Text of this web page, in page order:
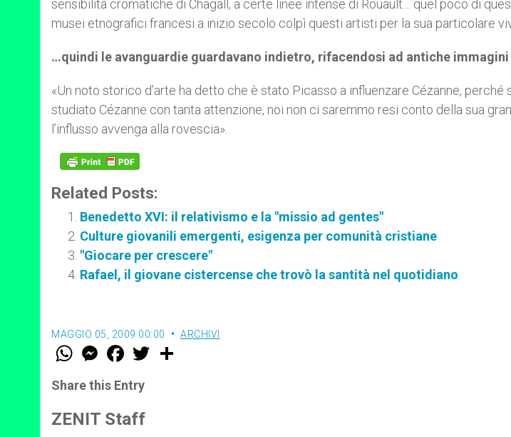
sensibilità cromatiche di Chagall, a certe linee intense di Rouault… quel poco di
musei etnografici francesi a inizio secolo colpì questi artisti per la sua particolare
…quindi le avanguardie guardavano indietro, rifacendosi ad antiche
«Un noto storico d’arte ha detto che è stato Picasso a influenzare Cézanne, perché
studiato Cézanne con tanta attenzione, noi non ci saremmo resi conto della sua
l’influsso avvenga alla rovescia».
Related Posts:
Benedetto XVI: il relativismo e la "missio ad gentes"
Culture giovanili emergenti, esigenza per comunità cristiane
"Giocare per crescere"
Rafael, il giovane cistercense che trovò la santità nel quotidiano
MAGGIO 05, 2009 00:00 ARCHIVI
W
t
s
p
p
M
e
s
e
g
e
F
a
e
b
o
k
w
Share this Entry
ZENIT Staff